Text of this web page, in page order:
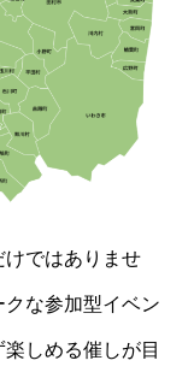
けではありませ
な参加型イベン
しめる催しが目